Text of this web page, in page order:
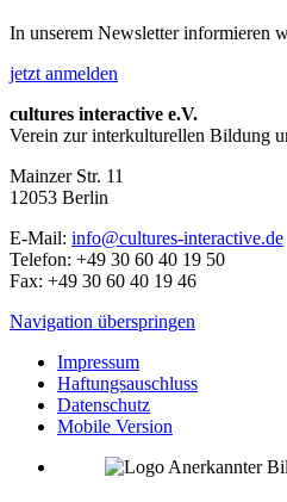
In unserem Newsletter informieren
jetzt anmelden
cultures interactive e.V.
Verein zur interkulturellen Bildung
Mainzer Str. 11
12053 Berlin
E-Mail: info@cultures-interactive.de
Telefon: +49 30 60 40 19 50
Fax: +49 30 60 40 19 46
Navigation überspringen
Impressum
Haftungsauschluss
Datenschutz
Mobile Version